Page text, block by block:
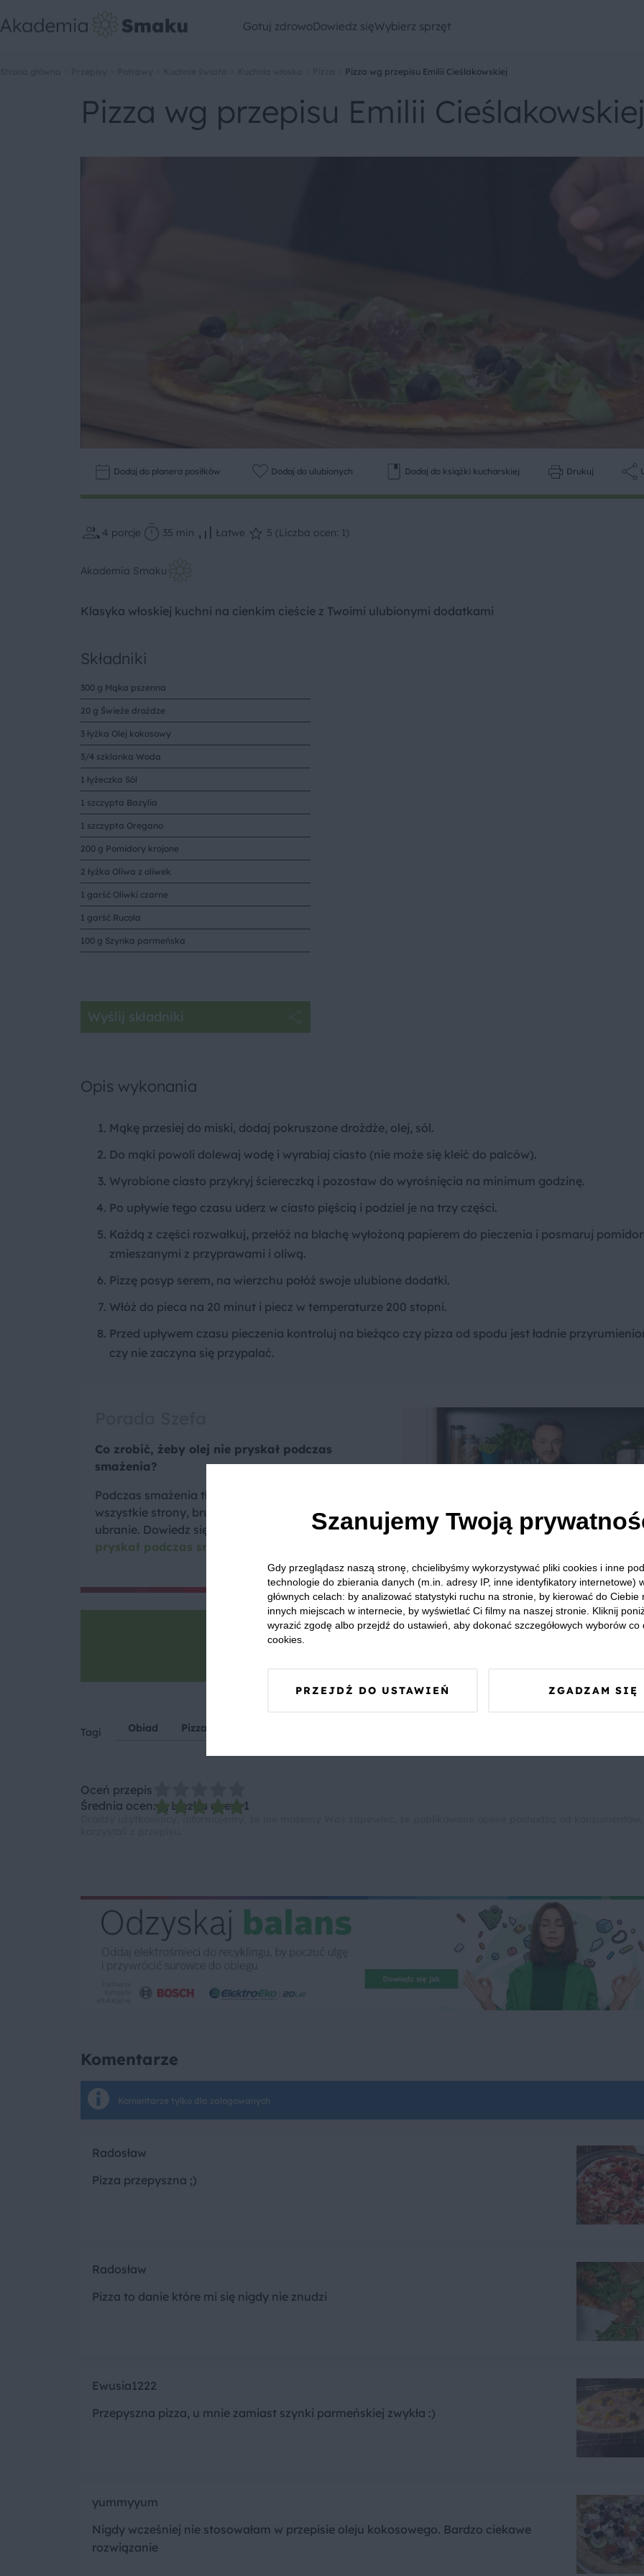
Gotuj zdrowoDowiedz sięWybierz sprzęt
Pizza wg przepisu Emilii Cieślakowskiej
Pizza wg przepisu Emilii Cieślakowskiej
Dodaj do planera posiłków Dodaj do ulubionych Dodaj do książki kucharskiej Drukuj
4 porcje 35 min Łatwe 5 (Liczba ocen: 1)
Akademia Smaku
Klasyka włoskiej kuchni na cienkim cieście z Twoimi ulubionymi dodatkami
Składniki
300 g Mąka pszenna
20 g Świeże drożdze
3 łyżka Olej kokosowy
3/4 szklanka Woda
1 łyżeczka Sól
1 szczypta Bazylia
1 szczypta Oregano
200 g Pomidory krojone
2 łyżka Oliwa z oliwek
1 garść Oliwki czarne
1 garść Rucola
100 g Szynka parmeńska
Wyślij składniki
Opis wykonania
Mąkę przesiej do miski, dodaj pokruszone drożdże, olej, sól.
Do mąki powoli dolewaj wodę i wyrabiaj ciasto (nie może się kleić do palców).
Wyrobione ciasto przykryj ściereczką i pozostaw do wyrośnięcia na minimum godzinę.
Po upływie tego czasu uderz w ciasto pięścią i podziel je na trzy części.
Każdą z części rozwałkuj, przełóż na blachę wyłożoną papierem do pieczenia i posmaruj
zmieszanymi z przyprawami i oliwą.
Pizzę posyp serem, na wierzchu połóż swoje ulubione dodatki.
Włóż do pieca na 20 minut i piecz w temperaturze 200 stopni.
Przed upływem czasu pieczenia kontroluj na bieżąco czy pizza od spodu jest ładnie
czy nie zaczyna się przypalać.
Co zrobić, żeby olej nie pryskał podczas
smażenia?
Podczas smażenia tłuszcz często pryska na
wszystkie strony, brudząc kuchenkę, blat i
ubranie. Dowiedz się co zrobić żeby
olej nie
pryskał podczas smażenia
Gotowe? Pochwal się efektem.
Tagi Obiad Pizza
Oceń przepis
Średnia ocen: 5, Liczba ocen: 1
Komentarze
Komentarze tylko dla zalogowanych
Radosław
Pizza przepyszna ;)
Radosław
Pizza to danie które mi się nigdy nie znudzi
Ewusia1222
Przepyszna pizza, u mnie zamiast szynki parmeńskiej zwykła :)
yummyyum
Nigdy wcześniej nie stosowałam w przepisie oleju kokosowego. Bardzo ciekawe
rozwiązanie
Szanujemy Twoją
Gdy przeglądasz naszą stronę, chcielibyśmy wykorzystywać pliki cookies i inne
technologie do zbierania danych (m.in. adresy IP, inne identyfikatory internetowe)
głównych celach: by analizować statystyki ruchu na stronie, by kierować do Ciebie
innych miejscach w internecie, by wyświetlać Ci filmy na naszej stronie. Kliknij
wyrazić zgodę albo przejdź do ustawień, aby dokonać szczegółowych wyborów co
cookies.
PRZEJDŹ DO USTAWIEŃ ZGADZAM SIĘ